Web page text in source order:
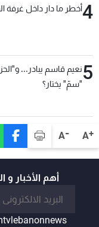
A+
A-
4أخطر ما دار داخل غرفة
5نعيم قاسم يبادر...
"سمّ" يختار؟
أهم الأخبار و